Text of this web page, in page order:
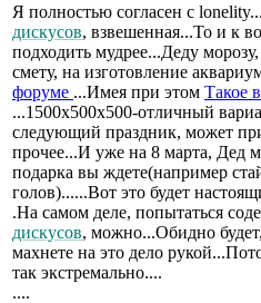
Я полностью согласен с
дискусов, взвешенная...То и к
подходить мудрее...Деду
смету, на изготовление
форуме ...Имея при этом Такое
...1500х500х500-отличный
следующий праздник, может
прочее...И уже на 8 марта, Дед
подарка вы ждете(например
голов)......Вот это будет
.На самом деле, попытаться
дискусов, можно...Обидно
махнете на это дело
так экстремально....
....